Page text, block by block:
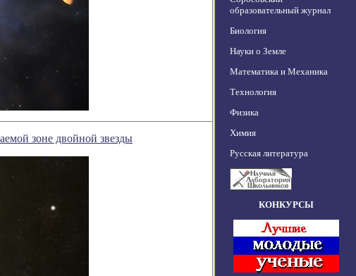
зоне двойной звезды
образовательный журнал
Биология
Науки о Земле
Математика и Механика
Технология
Физика
Химия
Русская литература
КОНКУРСЫ